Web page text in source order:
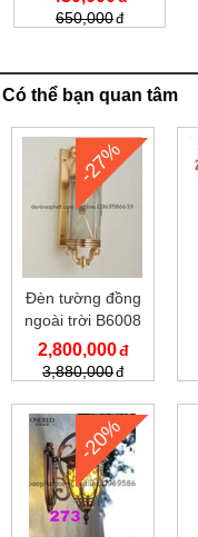
650,000
Có thể bạn quan tâm
-27%
Đèn tường đồng
ngoài trời B6008
2,800,000
3,880,000
-20%